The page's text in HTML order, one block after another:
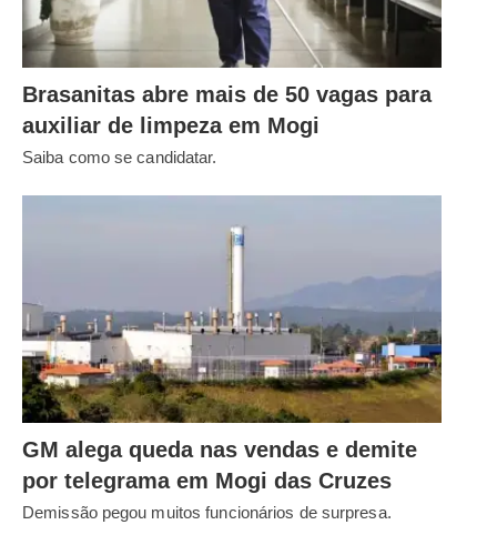
Brasanitas abre mais de 50 vagas para
auxiliar de limpeza em Mogi
Saiba como se candidatar.
GM alega queda nas vendas e demite
por telegrama em Mogi das Cruzes
Demissão pegou muitos funcionários de surpresa.